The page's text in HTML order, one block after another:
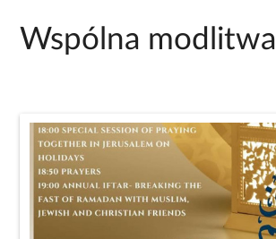
Wspólna modlitwa